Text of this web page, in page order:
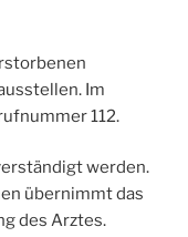
Im
112.
werden.
übernimmt das
des Arztes.